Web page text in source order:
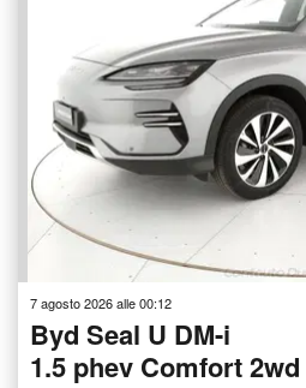
7 agosto 2026 alle 00:12
Byd Seal U DM-i
1.5 phev Comfort 2wd